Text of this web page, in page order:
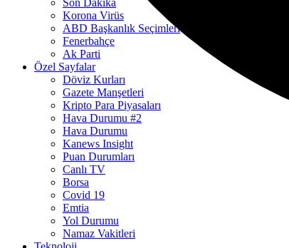
Son Dakika
Korona Virüs
ABD Başkanlık Seçimleri
Fenerbahçe
Ak Parti
Özel Sayfalar
Döviz Kurları
Gazete Manşetleri
Kripto Para Piyasaları
Hava Durumu #2
Hava Durumu
Kanews Insight
Puan Durumları
Canlı TV
Borsa
Covid 19
Emtia
Yol Durumu
Namaz Vakitleri